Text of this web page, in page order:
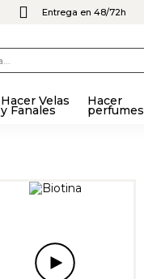
Entrega en 48/72h
Hacer Velas
y Fanales
Hacer
perfumes